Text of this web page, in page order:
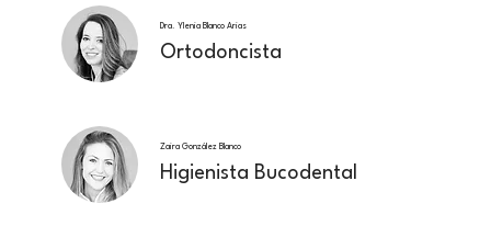
Dra. Ylenia Blanco Arias
Ortodoncista
Zaira González Blanco
Higienista Bucodental